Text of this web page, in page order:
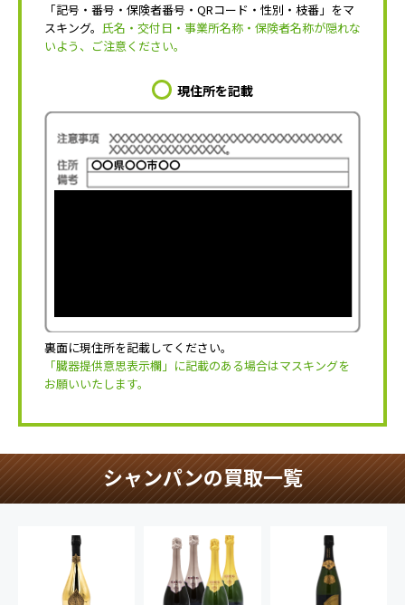
「記号・番号・保険者番号・QRコード・性別・枝番」をマ
スキング。 氏名・交付日・事業所名称・保険者名称が隠れな
いよう、ご注意ください。
現住所を記載
裏面に現住所を記載してください。
「臓器提供意思表示欄」に記載のある場合はマスキングを
お願いいたします。
シャンパンの買取一覧